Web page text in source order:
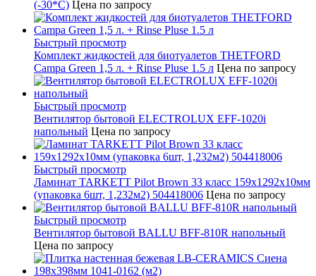
(-30*С) Цена по запросу
Быстрый просмотр
Комплект жидкостей для биотуалетов THETFORD
Campa Green 1,5 л. + Rinse Pluse 1.5 л Цена по запросу
Быстрый просмотр
Вентилятор бытовой ELECTROLUX EFF-1020i
напольный Цена по запросу
Быстрый просмотр
Ламинат TARKETT Pilot Brown 33 класс 159х1292х10мм
(упаковка 6шт, 1,232м2) 504418006 Цена по запросу
Быстрый просмотр
Вентилятор бытовой BALLU BFF-810R напольный
Цена по запросу